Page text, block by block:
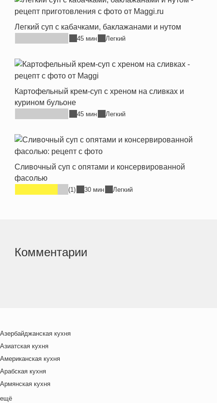
Легкий суп с кабачками, баклажанами и нутом
45 мин Легкий
Картофельный крем-суп с хреном на сливках и
курином бульоне
45 мин Легкий
Сливочный суп с опятами и консервированной
фасолью
(1) 30 мин Легкий
Комментарии
Азербайджанская кухня
Азиатская кухня
Американская кухня
Арабская кухня
Армянская кухня
Белорусская
ещё